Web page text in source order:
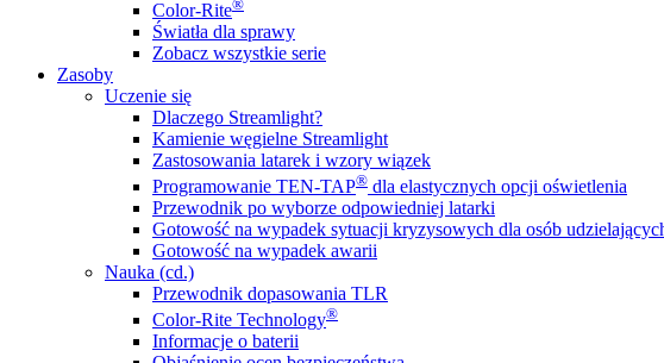
Color-Rite
Światła dla sprawy
Zobacz wszystkie serie
Zasoby
Uczenie się
Dlaczego Streamlight?
Kamienie węgielne Streamlight
Zastosowania latarek i wzory wiązek
Programowanie TEN-TAP® dla elastycznych opcji oświetlenia
Przewodnik po wyborze odpowiedniej latarki
Gotowość na wypadek sytuacji kryzysowych dla osób
Gotowość na wypadek awarii
Nauka (cd.)
Przewodnik dopasowania TLR
Color-Rite Technology®
Informacje o baterii